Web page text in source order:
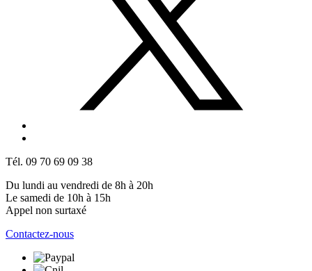
Tél. 09 70 69 09 38
Du lundi au vendredi de 8h à 20h
Le samedi de 10h à 15h
Appel non surtaxé
Contactez-nous